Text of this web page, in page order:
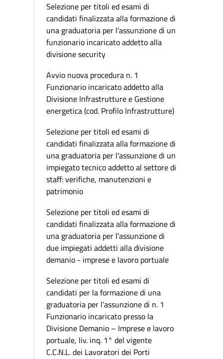
Selezione per titoli ed esami di
candidati finalizzata alla formazione di
una graduatoria per l'assunzione di un
funzionario incaricato addetto alla
divisione security
Avvio nuova procedura n. 1
Funzionario incaricato addetto alla
Divisione Infrastrutture e Gestione
energetica (cod. Profilo Infrastrutture)
Selezione per titoli ed esami di
candidati finalizzata alla formazione di
una graduatoria per l'assunzione di un
impiegato tecnico addetto al settore di
staff: verifiche, manutenzioni e
patrimonio
Selezione per titoli ed esami di
candidati finalizzata alla formazione di
una graduatoria per l'assunzione di
due impiegati addetti alla divisione
demanio - imprese e lavoro portuale
Selezione per titoli ed esami di
candidati per la formazione di una
graduatoria per l’assunzione di n. 1
Funzionario incaricato presso la
Divisione Demanio – Imprese e lavoro
portuale, liv. inq. 1° del vigente
C.C.N.L. dei Lavoratori dei Porti